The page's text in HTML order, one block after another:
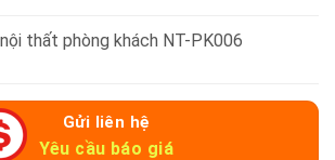
thất phòng khách NT-PK006
Gửi liên hệ
Yêu cầu báo giá